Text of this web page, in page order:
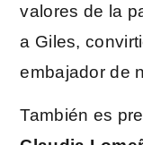
valores de la
a Giles,
embajador de
También es